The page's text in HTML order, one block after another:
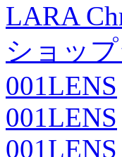
LARA
ショッ
001LENS
001LENS
001LENS